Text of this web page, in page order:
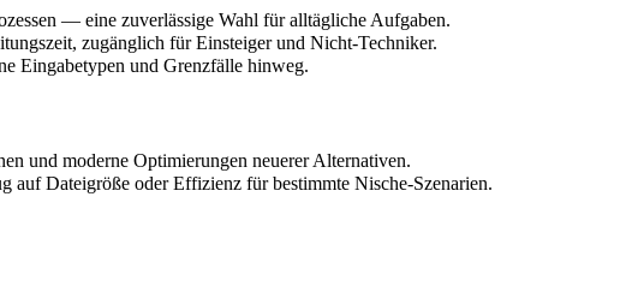
— eine zuverlässige Wahl für alltägliche Aufgaben.
zugänglich für Einsteiger und Nicht-Techniker.
Eingabetypen und Grenzfälle hinweg.
und moderne Optimierungen neuerer Alternativen.
Dateigröße oder Effizienz für bestimmte Nische-Szenarien.